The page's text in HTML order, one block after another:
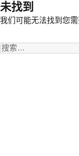
未找到
我们可能无法找到您
搜